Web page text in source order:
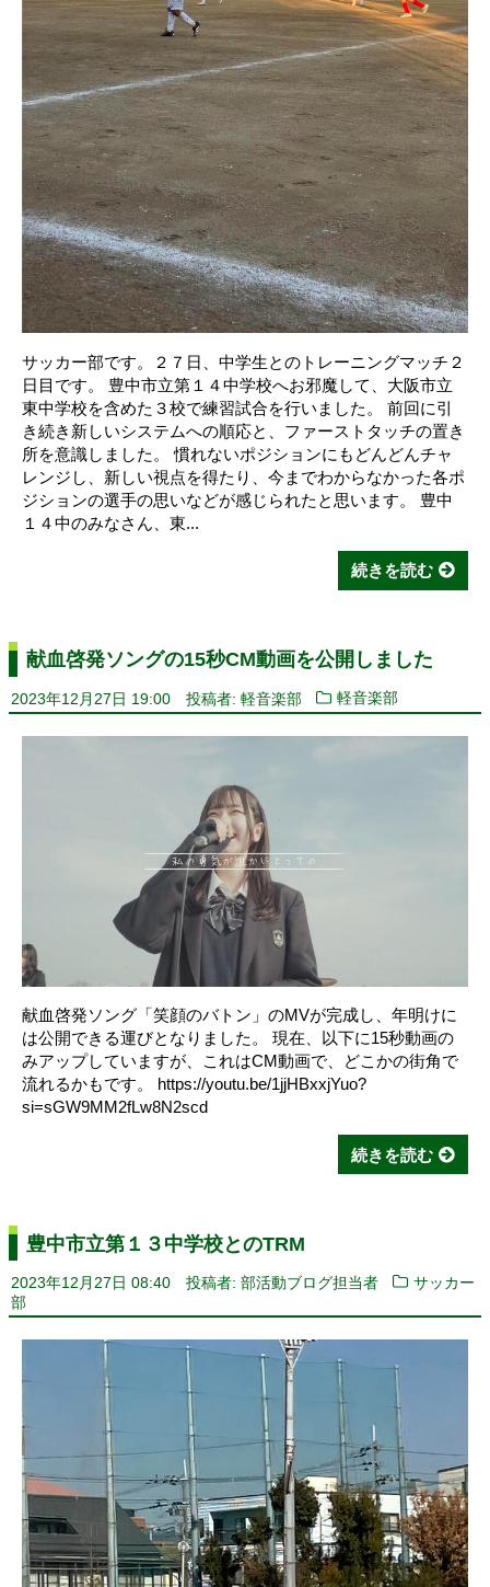
サッカー部です。２７日、中学生とのトレーニングマッチ２
日目です。 豊中市立第１４中学校へお邪魔して、大阪市立
東中学校を含めた３校で練習試合を行いました。 前回に引
き続き新しいシステムへの順応と、ファーストタッチの置き
所を意識しました。 慣れないポジションにもどんどんチャ
レンジし、新しい視点を得たり、今までわからなかった各ポ
ジションの選手の思いなどが感じられたと思います。 豊中
１４中のみなさん、東...
続きを読む
献血啓発ソングの15秒CM動画を公開しました
2023年12月27日 19:00 投稿者: 軽音楽部 軽音楽部
献血啓発ソング「笑顔のバトン」のMVが完成し、年明けに
は公開できる運びとなりました。 現在、以下に15秒動画の
みアップしていますが、これはCM動画で、どこかの街角で
流れるかもです。 https://youtu.be/1jjHBxxjYuo?
si=sGW9MM2fLw8N2scd
続きを読む
豊中市立第１３中学校とのTRM
2023年12月27日 08:40 投稿者: 部活動ブログ担当者
サッカー
部